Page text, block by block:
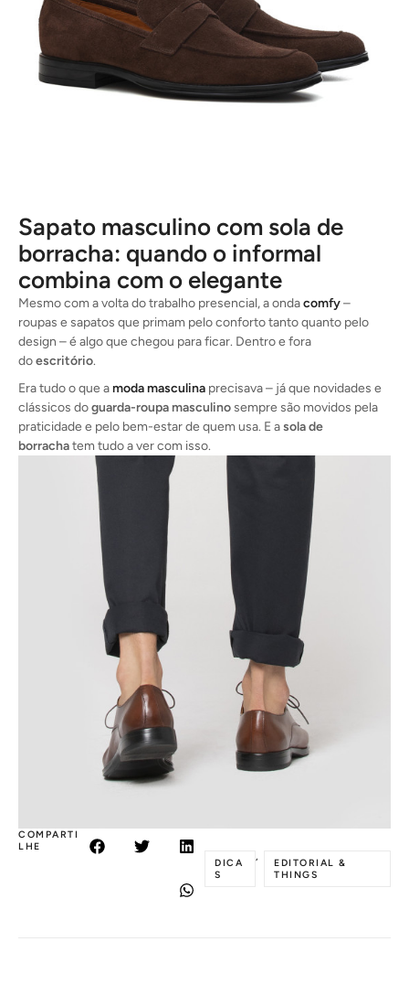
Sapato masculino com sola de
borracha: quando o informal
combina com o elegante
Mesmo com a volta do trabalho presencial, a ondacomfy–
roupas e sapatos que primam pelo conforto tanto quanto pelo
design – é algo que chegou para ficar. Dentro e fora
doescritório.
Era tudo o que amoda masculina precisava – já que novidades e
clássicos doguarda-roupa masculinosempre são movidos pela
praticidade e pelo bem-estar de quem usa. E asola de
borrachatem tudo a ver com isso.
COMPARTI
LHE
DICA
S
,
EDITORIAL &
THINGS